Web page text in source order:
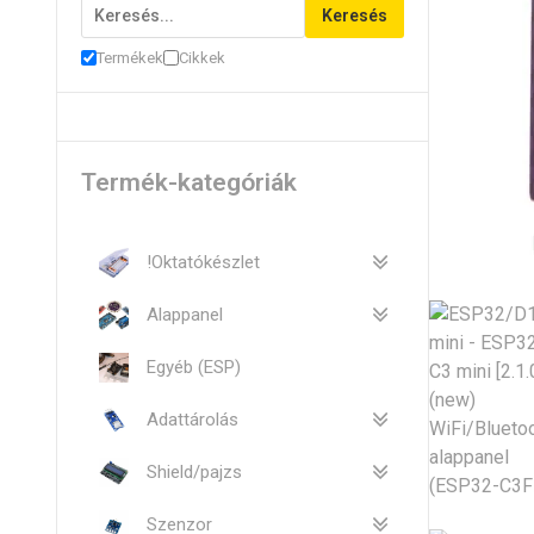
Keresés
Termékek Cikkek
Termék-kategóriák
!Oktatókészlet
Alappanel
Egyéb (ESP)
Adattárolás
Shield/pajzs
Szenzor